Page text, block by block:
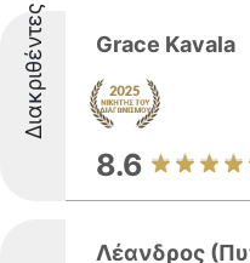
Διακριθέντες Grace Kavala
8.6
Λέανδρος